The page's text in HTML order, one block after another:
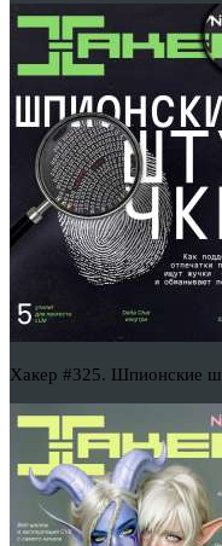
Хакер #325. Шпионские